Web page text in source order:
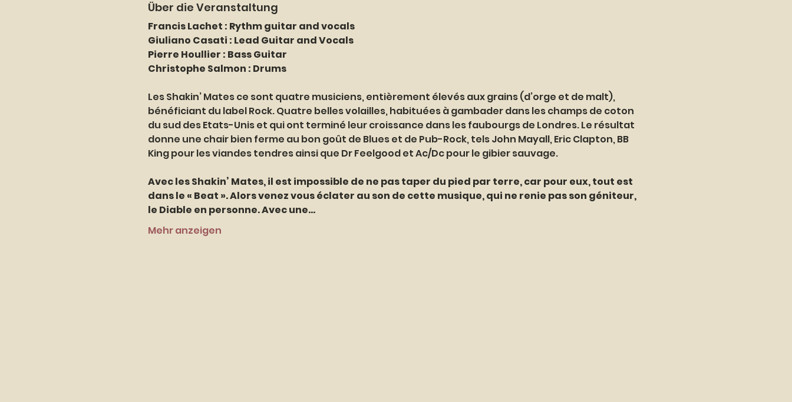
Über die Veranstaltung
Francis Lachet : Rythm guitar and vocals
Giuliano Casati : Lead Guitar and Vocals
Pierre Houllier : Bass Guitar
Christophe Salmon : Drums
Les Shakin’ Mates ce sont quatre musiciens, entièrement élevés aux grains (d’orge et de malt),
bénéficiant du label Rock. Quatre belles volailles, habituées à gambader dans les champs de coton
du sud des Etats-Unis et qui ont terminé leur croissance dans les faubourgs de Londres. Le résultat
donne une chair bien ferme au bon goût de Blues et de Pub-Rock, tels John Mayall, Eric Clapton, BB
King pour les viandes tendres ainsi que Dr Feelgood et Ac/Dc pour le gibier sauvage.
Avec les Shakin’ Mates, il est impossible de ne pas taper du pied par terre, car pour eux, tout est
dans le « Beat ». Alors venez vous éclater au son de cette musique, qui ne renie pas son géniteur,
le Diable en personne. Avec une…
Mehr anzeigen